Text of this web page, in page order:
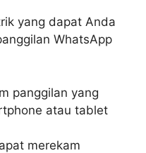
yang dapat Anda
WhatsApp
panggilan yang
atau tablet
merekam